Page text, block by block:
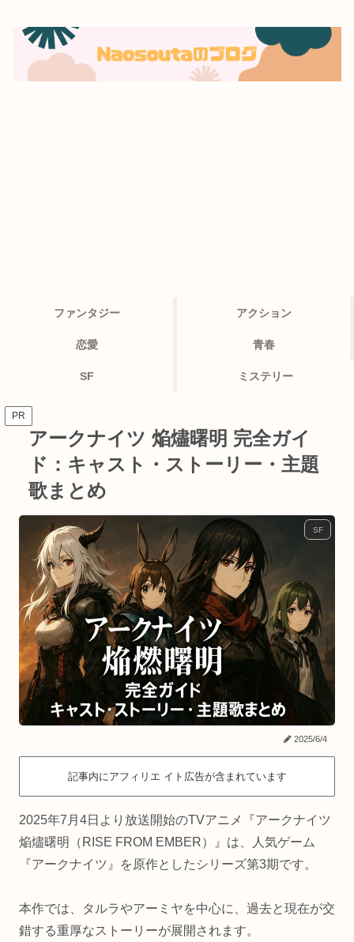
ファンタジー アクション
恋愛 青春
SF ミステリー
PR
アークナイツ 焔燼曙明 完全ガイ
ド：キャスト・ストーリー・主題
歌まとめ
SF
2025/6/4
記事内にアフィリエ イト広告が含まれています
2025年7月4日より放送開始のTVアニメ『アークナイツ
焔燼曙明（RISE FROM EMBER）』は、人気ゲーム
『アークナイツ』を原作としたシリーズ第3期です。
本作では、タルラやアーミヤを中心に、過去と現在が交
錯する重厚なストーリーが展開されます。